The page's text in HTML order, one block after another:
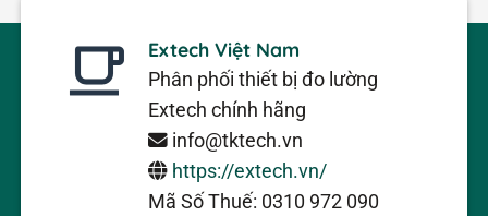
không tiếp xúc /
NCV Detector
>110VAC
không tiếp xúc
200Ω, 2kΩ,
20kΩ, 200kΩ,
2MΩ, 20MΩ
Độ phân giải tối đa
Extech Việt Nam
Phân phối thiết bị đo lường
Extech chính hãng
info@tktech.vn
https://extech.vn/
Mã Số Thuế: 0310 972 090